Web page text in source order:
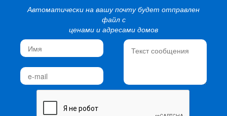
Автоматически на вашу почту будет отправлен
файл с
ценами и адресами домов